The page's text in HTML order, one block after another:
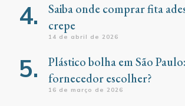
Saiba onde comprar fita
crepe
14 de abril de 2026
Plástico bolha em São
fornecedor escolher?
16 de março de 2026